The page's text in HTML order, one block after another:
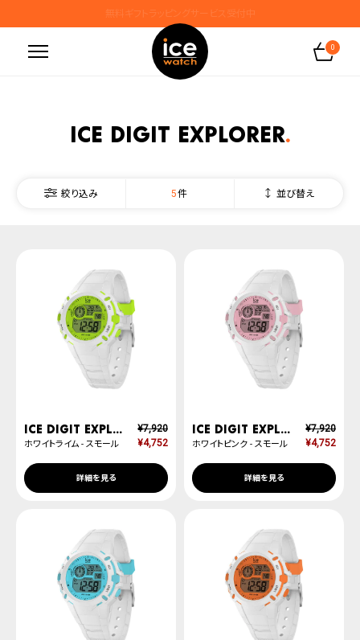
無料ギフトラッピングサービス受付中
腕時計保証プラスご加入で保証期間4年＋強化保証
0
ICE digit explorer
並び替え
5
絞り込み
ICE digit explorer
ホワイトライム - スモール
¥7,920
¥4,752
詳細を見る
ICE digit explorer
ホワイトピンク - スモール
¥7,920
¥4,752
詳細を見る